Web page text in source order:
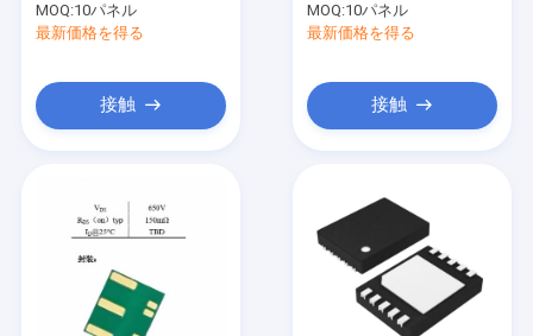
MOQ:10パネル
最新価格を得る
接触
の厚さ
MOQ:10パネル
最新価格を得る
接触